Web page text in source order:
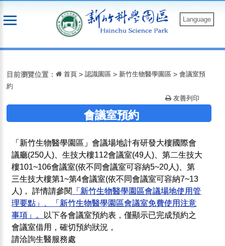
到
Language
目前瀏覽位置： 首頁 >認識園區 >新竹生物醫學園區 >會議室預
約
友善列印
會議室預約
「新竹生物醫學園區」會議場地計有研發大樓國際會
議廳(250人)、生技大樓112會議室(49人)、第二生技大
樓101~106會議室(依不同會議室可容納5~20人)、第
三生技大樓第1~第4會議室(依不同會議室可容納7~13
人)， 詳情請參閱
「新竹生物醫學園區會議場地使用管
理要點」、
「新竹生物醫學園區會議室免費使用注意
事項」。
以下各會議室預約表，僅顯示已完成預約之
會議室借用，確切預約狀況，
請洽詢生醫服務處